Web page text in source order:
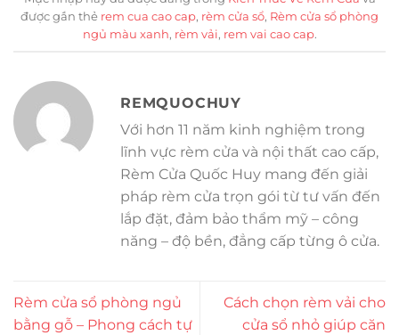
được gắn thẻ rem cua cao cap, rèm cửa sổ, Rèm cửa sổ phòng
ngủ màu xanh, rèm vải, rem vai cao cap.
REMQUOCHUY
Với hơn 11 năm kinh nghiệm trong
lĩnh vực rèm cửa và nội thất cao cấp,
Rèm Cửa Quốc Huy mang đến giải
pháp rèm cửa trọn gói từ tư vấn đến
lắp đặt, đảm bảo thẩm mỹ – công
năng – độ bền, đẳng cấp từng ô cửa.
Rèm cửa sổ phòng ngủ
bằng gỗ – Phong cách tự
Cách chọn rèm vải cho
cửa sổ nhỏ giúp căn